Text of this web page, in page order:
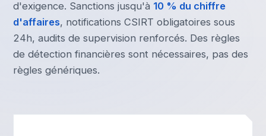
d'exigence. Sanctions jusqu'à 10 % du chiffre
d'affaires, notifications CSIRT obligatoires sous
24h, audits de supervision renforcés. Des règles
de détection financières sont nécessaires, pas des
règles génériques.